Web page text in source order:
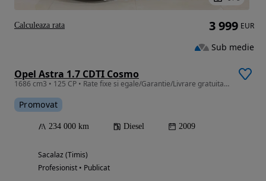
Opel Astra 1.7 CDTI Cosmo
1686 cm3 • 125 CP • Rate fixe si egale/Garantie/Livrare gratuita la domiciliu
Promovat
234 000 km Diesel 2009
Sacalaz (Timis)
Profesionist • Publicat
3 999 EUR
Sub medie
Calculeaza rata